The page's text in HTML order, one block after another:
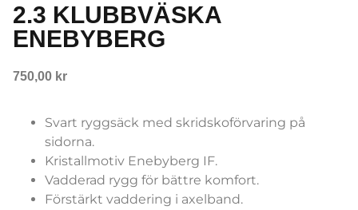
2.3 KLUBBVÄSKA
ENEBYBERG
750,00 kr
Svart ryggsäck med skridskoförvaring på
sidorna.
Kristallmotiv Enebyberg IF.
Vadderad rygg för bättre komfort.
Förstärkt vaddering i axelband.